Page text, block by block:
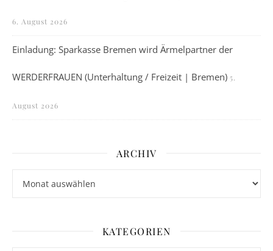
6. August 2026
Einladung: Sparkasse Bremen wird Ärmelpartner der
WERDERFRAUEN (Unterhaltung / Freizeit | Bremen) 5.
August 2026
ARCHIV
KATEGORIEN